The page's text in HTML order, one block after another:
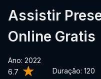
6.7 Duração: 120
Assistir
Online Gratis
Ano: 2022